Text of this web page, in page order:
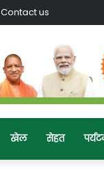
Contact us
खेल सेहत